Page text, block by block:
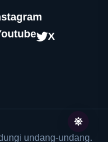
X
undang-undang.